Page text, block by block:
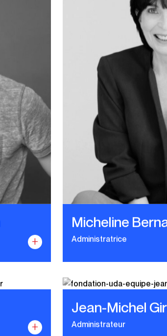
+
Micheline
Administratrice
+
Jean-Michel
Administrateur